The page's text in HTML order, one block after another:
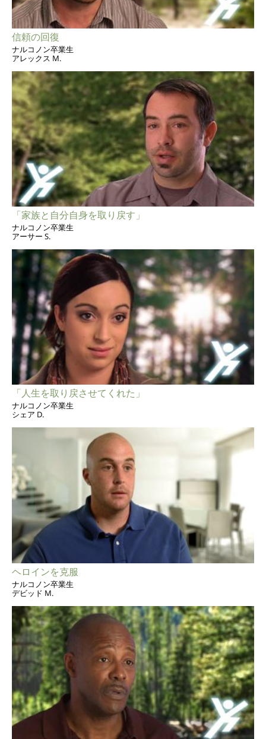
信頼の回復
ナルコノン卒業生
アレックス M.
「家族と自分自身を取り戻す」
ナルコノン卒業生
アーサー S.
「人生を取り戻させてくれた」
ナルコノン卒業生
シェア D.
ヘロインを克服
ナルコノン卒業生
デビッド M.